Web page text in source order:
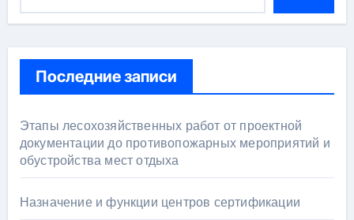
Последние записи
Этапы лесохозяйственных работ от проектной
документации до противопожарных мероприятий и
обустройства мест отдыха
Назначение и функции центров сертификации